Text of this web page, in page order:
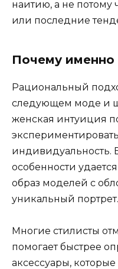
наитию, а не потому
или последние
Почему именно
Рациональный
следующем моде и
женская интуиция
индивидуальность.
особенности
образ моделей с
уникальный портрет.
Многие стилисты
помогает быстрее
аксессуары,